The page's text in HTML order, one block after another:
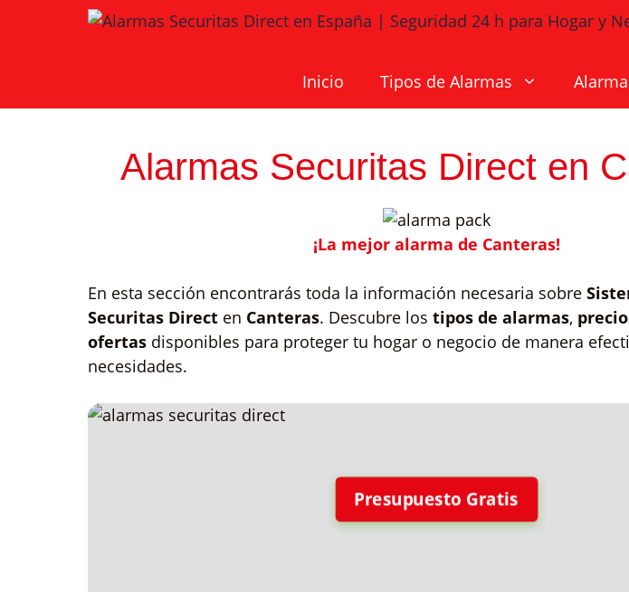
Inicio
Tipos de Alarmas
Alarmas Securitas Direct en
¡La mejor alarma de Canteras!
En esta sección encontrarás toda la información necesaria sobre
Securitas Direct en Canteras. Descubre los tipos de alarmas,
ofertas disponibles para proteger tu hogar o negocio de manera
necesidades.
Presupuesto Gratis